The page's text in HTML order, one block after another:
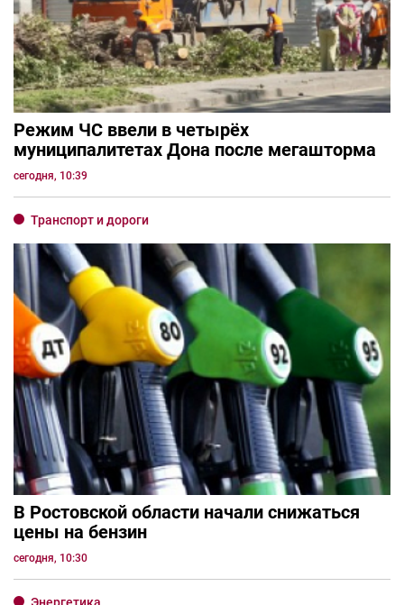
Режим ЧС ввели в четырёх
муниципалитетах Дона после мегашторма
сегодня, 10:39
Транспорт и дороги
В Ростовской области начали снижаться
цены на бензин
сегодня, 10:30
Энергетика